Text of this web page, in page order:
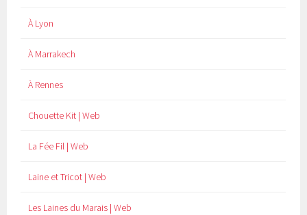
À Lyon
À Marrakech
À Rennes
Chouette Kit | Web
La Fée Fil | Web
Laine et Tricot | Web
Les Laines du Marais | Web